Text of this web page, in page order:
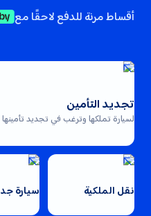
أقساط مرنة للدفع لاحقًا مع
تجديد التأمين
لسيارة تملكها وترغب في تجديد تأمينها
نقل الملكية سيارة